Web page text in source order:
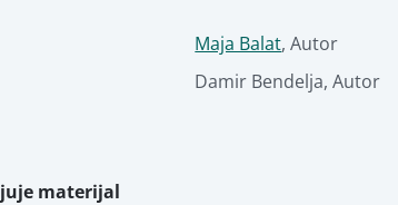
Maja Balat, Autor
Damir Bendelja, Autor
materijal